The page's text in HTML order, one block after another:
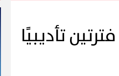
تأديبيًا